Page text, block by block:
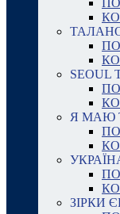
SEOUL
Я МАЮ
ЗІРКИ